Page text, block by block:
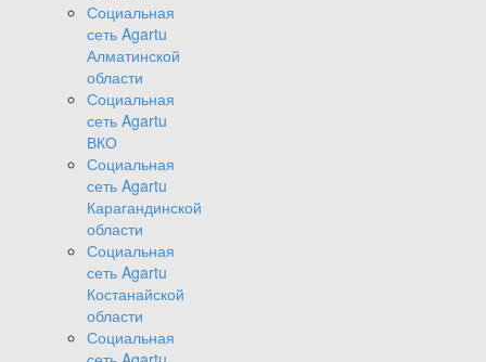
Социальная
сеть Agartu
Алматинской
области
Социальная
сеть Agartu
ВКО
Социальная
сеть Agartu
Карагандинской
области
Социальная
сеть Agartu
Костанайской
области
Социальная